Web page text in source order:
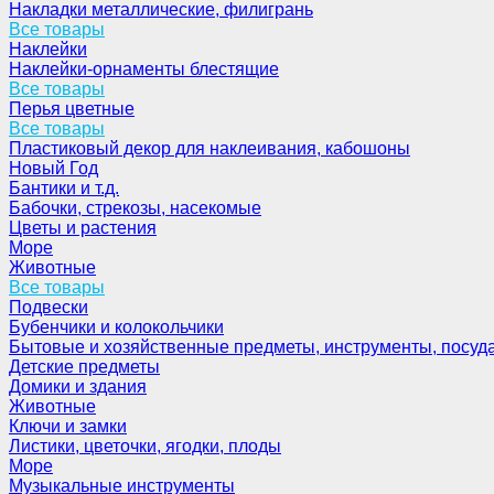
Накладки металлические, филигрань
Все товары
Наклейки
Наклейки-орнаменты блестящие
Все товары
Перья цветные
Все товары
Пластиковый декор для наклеивания, кабошоны
Новый Год
Бантики и т.д.
Бабочки, стрекозы, насекомые
Цветы и растения
Море
Животные
Все товары
Подвески
Бубенчики и колокольчики
Бытовые и хозяйственные предметы, инструменты,
Детские предметы
Домики и здания
Животные
Ключи и замки
Листики, цветочки, ягодки, плоды
Море
Музыкальные инструменты